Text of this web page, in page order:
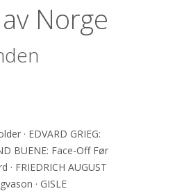
Norge
· EDVARD GRIEG:
BUENE: Face-Off Før
· FRIEDRICH AUGUST
· GISLE